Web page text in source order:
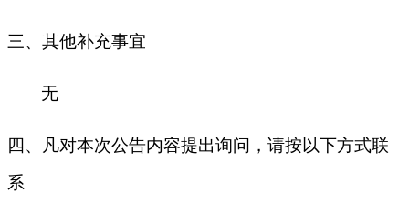
三、其他补充事宜
无
四、凡对本次公告内容提出询问，请按以下方式联
系